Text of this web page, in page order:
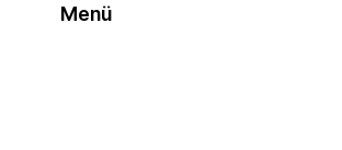
Menü